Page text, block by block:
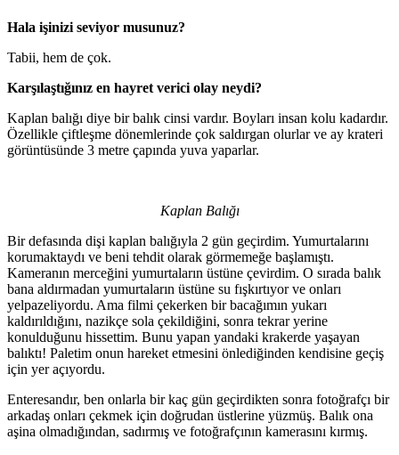
Hala işinizi seviyor musunuz?
Tabii, hem de çok.
Karşılaştığınız en hayret verici olay neydi?
Kaplan balığı diye bir balık cinsi vardır. Boyları insan kolu kadardır.
Özellikle çiftleşme dönemlerinde çok saldırgan olurlar ve ay krateri
görüntüsünde 3 metre çapında yuva yaparlar.
Kaplan Balığı
Bir defasında dişi kaplan balığıyla 2 gün geçirdim. Yumurtalarını
korumaktaydı ve beni tehdit olarak görmemeğe başlamıştı.
Kameranın merceğini yumurtaların üstüne çevirdim. O sırada balık
bana aldırmadan yumurtaların üstüne su fışkırtıyor ve onları
yelpazeliyordu. Ama filmi çekerken bir bacağımın yukarı
kaldırıldığını, nazikçe sola çekildiğini, sonra tekrar yerine
konulduğunu hissettim. Bunu yapan yandaki krakerde yaşayan
balıktı! Paletim onun hareket etmesini önlediğinden kendisine geçiş
için yer açıyordu.
Enteresandır, ben onlarla bir kaç gün geçirdikten sonra fotoğrafçı bir
arkadaş onları çekmek için doğrudan üstlerine yüzmüş. Balık ona
aşina olmadığından, sadırmış ve fotoğrafçının kamerasını kırmış.